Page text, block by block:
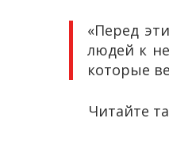
«Перед
людей к
которые
Читайте